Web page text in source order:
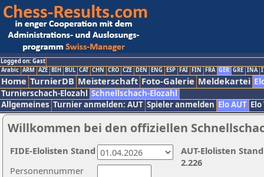
Logged on: Gast
Arabic ARM AZE BIH BUL CAT CHN CRO CZE DEN ENG ESP FAI FIN FRA GER GRE INA
Home TurnierDB Meisterschaft Foto-Galerie Meldekartei
Turnierschach-Elozahl Schnellschach-Elozahl
Allgemeines Turnier anmelden: AUT Spieler anmelden Elo AUT
Willkommen bei den offiziellen
Personennummer
AUT-Elolisten
2.226
FIDE-Elolisten Stand